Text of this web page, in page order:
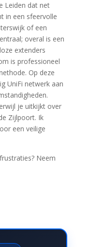
Leiden dat net
in een sfeervolle
of een
overal is een
extenders
is professioneel
Op deze
UniFi netwerk aan
je uitkijkt over
Zijlpoort. Ik
een veilige
Neem